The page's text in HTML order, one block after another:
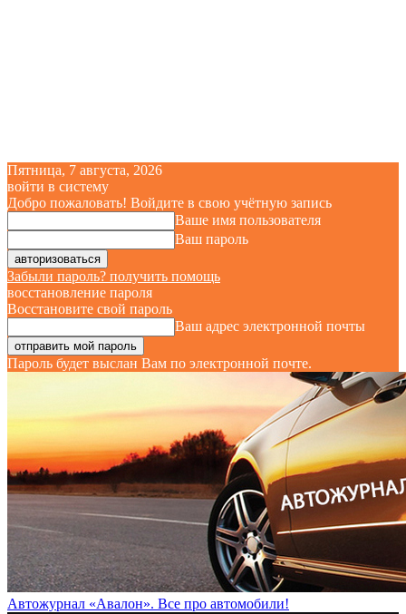
Пятница, 7 августа, 2026
войти в систему
Добро пожаловать! Войдите в свою учётную запись
Ваше имя пользователя
Ваш пароль
Забыли пароль? получить помощь
восстановление пароля
Восстановите свой пароль
Ваш адрес электронной почты
Пароль будет выслан Вам по электронной почте.
Автожурнал «Авалон». Все про автомобили!